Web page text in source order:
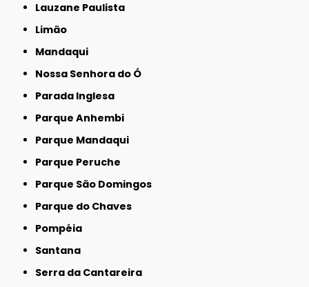
Lauzane Paulista
Limão
Mandaqui
Nossa Senhora do Ó
Parada Inglesa
Parque Anhembi
Parque Mandaqui
Parque Peruche
Parque São Domingos
Parque do Chaves
Pompéia
Santana
Serra da Cantareira